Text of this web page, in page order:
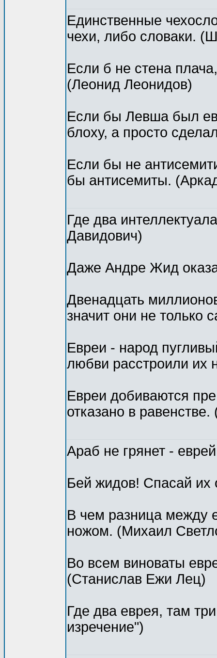
Единственные
чехи, либо словаки.
Если б не стена
(Леонид Леонидов)
Если бы Левша был
блоху, а просто
Если бы не
бы антисемиты.
Где два
Давидович)
Даже Андре Жид
Двенадцать
значит они не
Евреи - народ
любви расстроили их
Евреи добиваются
отказано в
Араб не грянет -
Бей жидов! Спасай их
В чем разница между
ножом. (Михаил
Во всем виноваты
(Станислав Ежи Лец)
Где два еврея, там
изречение")